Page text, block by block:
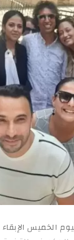
قررت المحكمة الابتدائية